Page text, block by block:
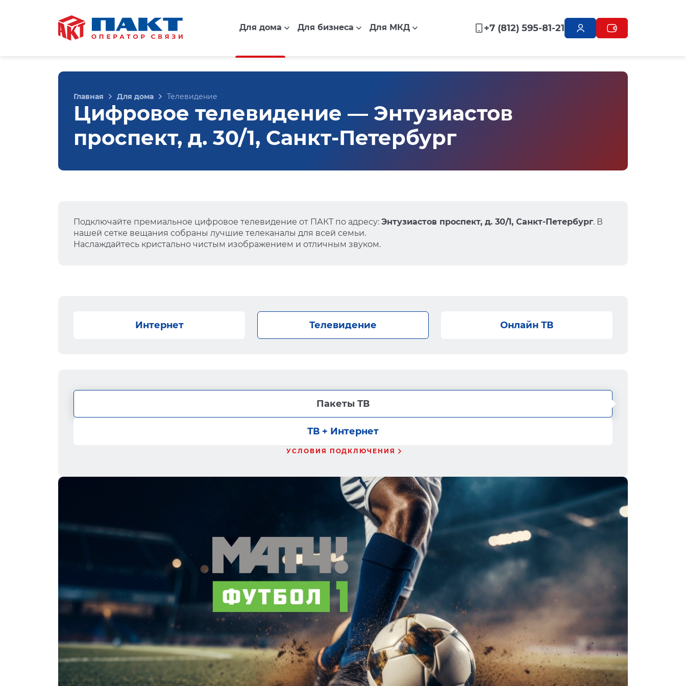
Для дома Для бизнеса Для МКД +7 (812) 595-81-21
Главная Для дома Телевидение
Цифровое телевидение — Энтузиастов
проспект, д. 30/1, Санкт-Петербург
Подключайте премиальное цифровое телевидение от ПАКТ по адресу: Энтузиастов проспект, д. 30/1, Санкт-Петербург. В
нашей сетке вещания собраны лучшие телеканалы для всей семьи.
Наслаждайтесь кристально чистым изображением и отличным звуком.
Интернет Телевидение Онлайн ТВ
Пакеты ТВ
ТВ + Интернет
УСЛОВИЯ ПОДКЛЮЧЕНИЯ